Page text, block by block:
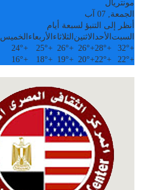
مونتريال
الجمعة, 07 آب
أنظر إلى التنبؤ لسبعة أيام
السبت الأحد الاثنين الثلاثاء الأربعاء الخميس
+
32°
+
28°
+
26°
+
26°
+
25°
+
24°
+
22°
+
22°
+
20°
+
19°
+
18°
+
16°